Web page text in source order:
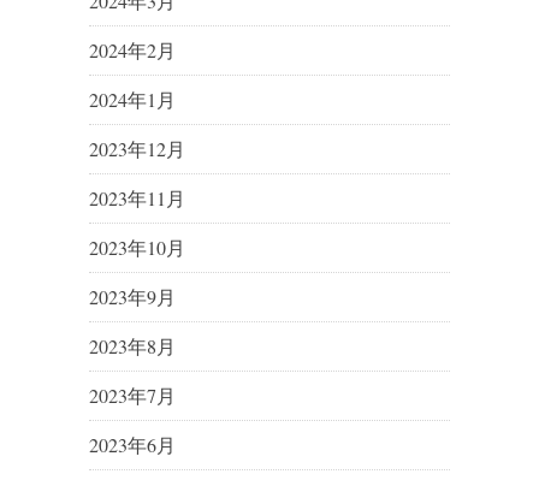
2024年2月
2024年1月
2023年12月
2023年11月
2023年10月
2023年9月
2023年8月
2023年7月
2023年6月